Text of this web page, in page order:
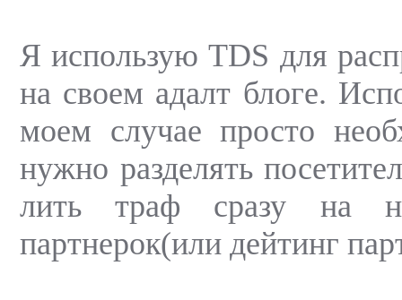
Я использую TDS для
на своем адалт блоге.
моем случае просто
нужно разделять
лить траф сразу на
партнерок(или дейтинг